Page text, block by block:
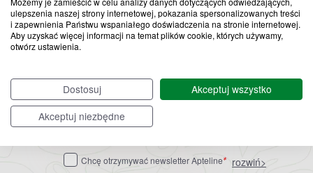
ulepszenia naszej strony internetowej, pokazania spersonalizowanych treści
i zapewnienia Państwu wspaniałego doświadczenia na stronie internetowej.
Aby uzyskać więcej informacji na temat plików cookie, których używamy,
otwórz ustawienia.
Dostosuj
Akceptuj wszystko
Akceptuj niezbędne
zapisz się na nasz newsletter!
Zapisz
do
Chcę otrzymywać newsletter Apteline* rozwiń>